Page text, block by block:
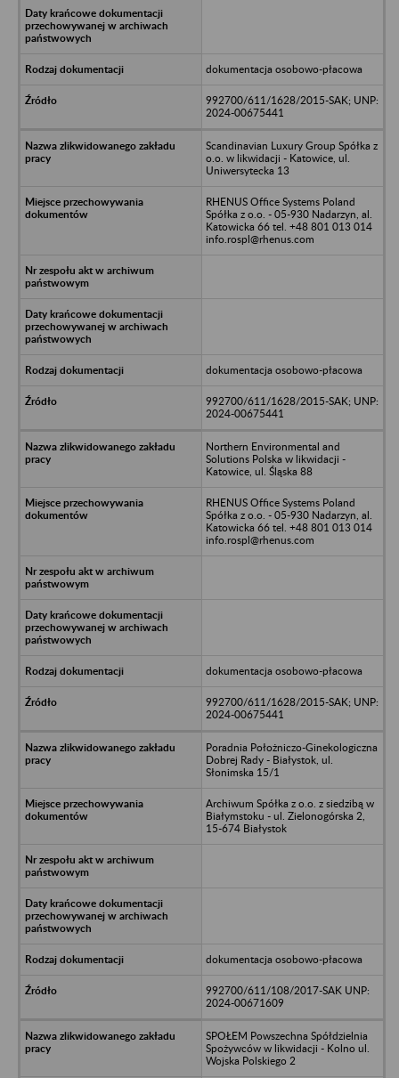
dokumentacja osobowo-płacowa
992700/611/1628/2015-SAK; UNP:
2024-00675441
Scandinavian Luxury Group Spółka z
o.o. w likwidacji - Katowice, ul.
Uniwersytecka 13
RHENUS Office Systems Poland
Spółka z o.o. - 05-930 Nadarzyn, al.
Katowicka 66 tel. +48 801 013 014
info.rospl@rhenus.com
dokumentacja osobowo-płacowa
992700/611/1628/2015-SAK; UNP:
2024-00675441
Northern Environmental and
Solutions Polska w likwidacji -
Katowice, ul. Śląska 88
RHENUS Office Systems Poland
Spółka z o.o. - 05-930 Nadarzyn, al.
Katowicka 66 tel. +48 801 013 014
info.rospl@rhenus.com
dokumentacja osobowo-płacowa
992700/611/1628/2015-SAK; UNP:
2024-00675441
Poradnia Położniczo-Ginekologiczna
Dobrej Rady - Białystok, ul.
Słonimska 15/1
Archiwum Spółka z o.o. z siedzibą w
Białymstoku - ul. Zielonogórska 2,
15-674 Białystok
dokumentacja osobowo-płacowa
992700/611/108/2017-SAK UNP:
2024-00671609
SPOŁEM Powszechna Spółdzielnia
Spożywców w likwidacji - Kolno ul.
Wojska Polskiego 2